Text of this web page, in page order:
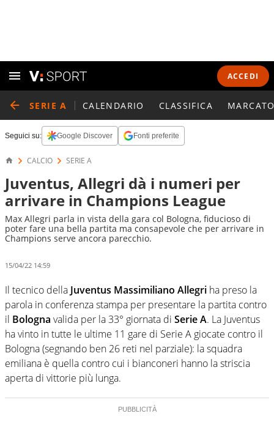
ACCEDI
SERIE A CALENDARIO CLASSIFICA
Seguici su: Google Discover Fonti preferite
CALCIO SERIE A
Juventus, Allegri dà i numeri per
arrivare in Champions League
Max Allegri parla in vista della gara col Bologna, fiducioso di
poter fare una bella partita ma consapevole che per arrivare in
Champions serve ancora parecchio.
15/04/22 14:59
Il tecnico della Juventus Massimiliano Allegri ha preso la
parola in conferenza stampa per presentare la partita contro
il Bologna valida per la 33° giornata di Serie A. La Juventus
ha vinto in tutte le ultime 11 gare di Serie A giocate contro il
Bologna (segnando ben 26 reti nel parziale): la squadra
emiliana è quella contro cui i bianconeri hanno la striscia
aperta di vittorie più lunga.